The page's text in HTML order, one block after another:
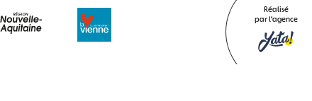
Réalisé
par l'agence